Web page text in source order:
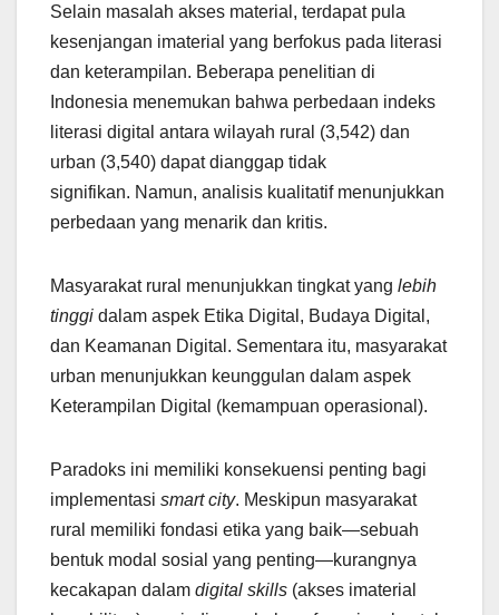
Selain masalah akses material, terdapat pula
kesenjangan imaterial yang berfokus pada literasi
dan keterampilan. Beberapa penelitian di
Indonesia menemukan bahwa perbedaan indeks
literasi digital antara wilayah rural (3,542) dan
urban (3,540) dapat dianggap tidak
signifikan. Namun, analisis kualitatif menunjukkan
perbedaan yang menarik dan kritis.
Masyarakat rural menunjukkan tingkat yang lebih
tinggi dalam aspek Etika Digital, Budaya Digital,
dan Keamanan Digital. Sementara itu, masyarakat
urban menunjukkan keunggulan dalam aspek
Keterampilan Digital (kemampuan operasional).
Paradoks ini memiliki konsekuensi penting bagi
implementasi smart city. Meskipun masyarakat
rural memiliki fondasi etika yang baik—sebuah
bentuk modal sosial yang penting—kurangnya
kecakapan dalam digital skills (akses imaterial